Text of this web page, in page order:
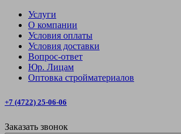
Услуги
О компании
Условия оплаты
Условия доставки
Вопрос-ответ
Юр. Лицам
Оптовка стройматериалов
+7 (4722) 25-06-06
Заказать звонок